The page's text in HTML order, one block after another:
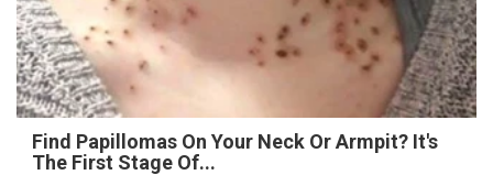
Find Papillomas On Your Neck Or Armpit? It's
The First Stage Of...